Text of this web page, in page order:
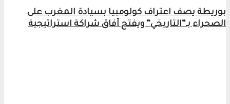
بوريطة يصف اعتراف كولومبيا بسيادة المغرب على
الصحراء بـ”التاريخي” ويفتح آفاق شراكة استراتيجية